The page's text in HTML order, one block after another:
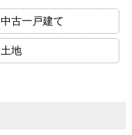
中古一戸建て
土地